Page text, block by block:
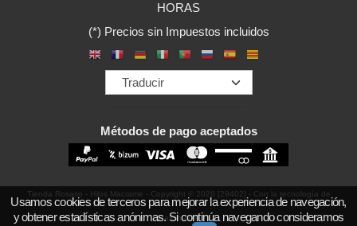
HORAS
(*) Precios sin Impuestos incluidos
Métodos de pago aceptados
Tienda Rosario - Hilos Macrame - Copyright © 2026 [29402] - Con la tecnología de
Palbin.com
Usamos cookies de terceros para mejorar la experiencia de navegación,
y obtener estadísticas anónimas. Si continúa navegando consideramos